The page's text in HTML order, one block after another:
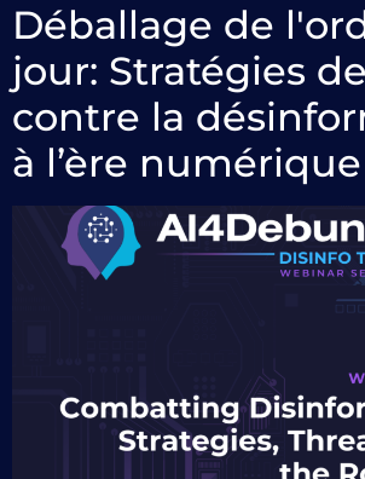
Déballage de
jour: Stratégies
contre la
à l’ère numérique